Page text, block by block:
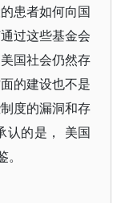
患者如何向国
过这些基金会
国社会仍然存
的建设也不是
度的漏洞和存
认的是， 美国